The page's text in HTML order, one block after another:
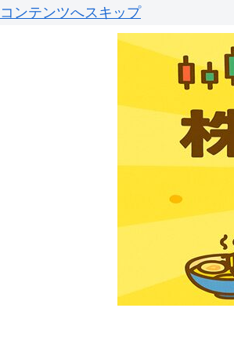
コンテンツへスキップ